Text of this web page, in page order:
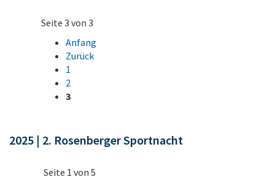
Seite 3 von 3
Anfang
Zurück
1
2
3
2025 | 2. Rosenberger Sportnacht
Seite 1 von 5